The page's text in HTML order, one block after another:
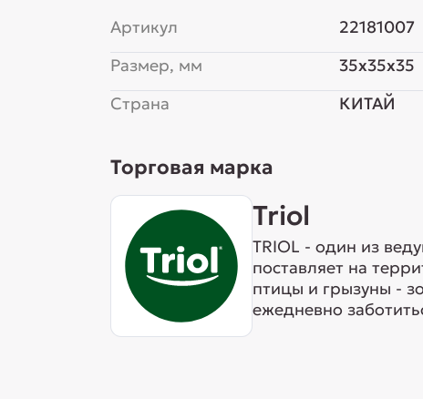
Артикул
22181007
Размер, мм
35x35x35
Страна
КИТАЙ
Торговая марка
Triol
TRIOL - один из
поставляет на
птицы и грызуны -
ежедневно